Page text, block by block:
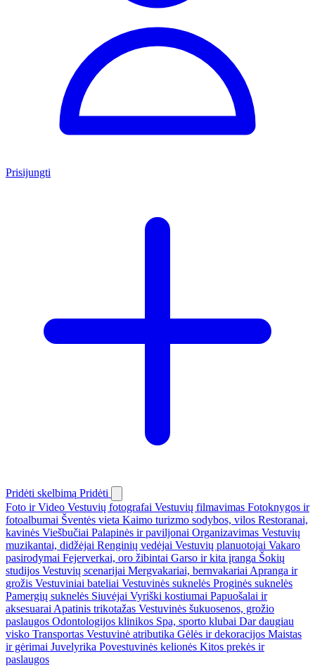
Prisijungti
Pridėti skelbimą Pridėti
Foto ir Video Vestuvių fotografai Vestuvių filmavimas Fotoknygos ir
fotoalbumai Šventės vieta Kaimo turizmo sodybos, vilos Restoranai,
kavinės Viešbučiai Palapinės ir paviljonai Organizavimas Vestuvių
muzikantai, didžėjai Renginių vedėjai Vestuvių planuotojai Vakaro
pasirodymai Fejerverkai, oro žibintai Garso ir kita įranga Šokių
studijos Vestuvių scenarijai Mergvakariai, bernvakariai Apranga ir
grožis Vestuviniai bateliai Vestuvinės suknelės Proginės suknelės
Pamergių suknelės Siuvėjai Vyriški kostiumai Papuošalai ir
aksesuarai Apatinis trikotažas Vestuvinės šukuosenos, grožio
paslaugos Odontologijos klinikos Spa, sporto klubai Dar daugiau
visko Transportas Vestuvinė atributika Gėlės ir dekoracijos Maistas
ir gėrimai Juvelyrika Povestuvinės kelionės Kitos prekės ir
paslaugos